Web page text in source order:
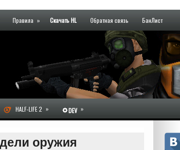
Правила » Скачать HL Обратная связь БанЛист
HALF-LIFE 2 » DEV »
оружия